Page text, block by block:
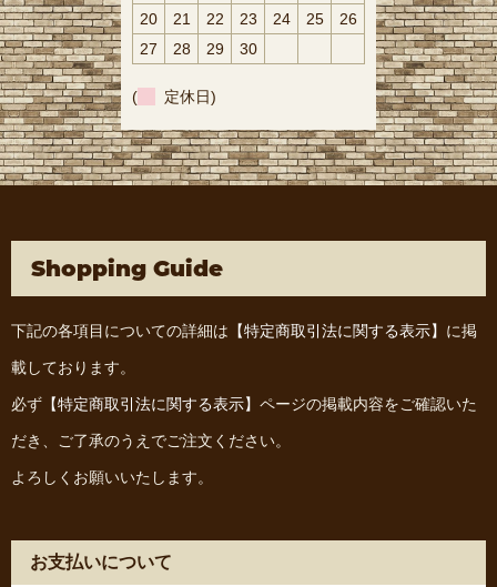
20 21 22 23 24 25
26
27
28 29 30
( 定休日)
Shopping Guide
下記の各項目についての詳細は 【特定商取引法に関する表示】 に掲
載しております。
必ず 【特定商取引法に関する表示】 ページの掲載内容をご確認いた
だき、ご了承のうえでご注文ください。
よろしくお願いいたします。
お支払いについて